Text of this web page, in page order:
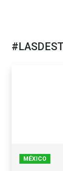
MÉXICO